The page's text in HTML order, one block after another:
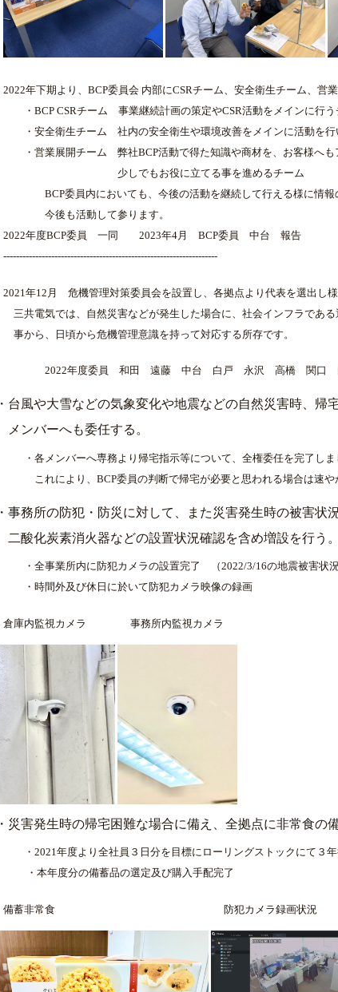
2022年下期より、BCP委員会 内部にCSRチーム、安全衛生チーム、営
・BCP CSRチーム 事業継続計画の策定やCSR活動をメインに行う
・安全衛生チーム 社内の安全衛生や環境改善をメインに活動を行
・営業展開チーム 弊社BCP活動で得た知識や商材を、お客様へも
少しでもお役に立てる事を進めるチーム
BCP委員内においても、今後の活動を継続して行える様に情報
今後も活動して参ります。
2022年度BCP委員 一同 2023年4月 BCP委員 中台 報告
-------------------------------------------------------------------
2021年12月 危機管理対策委員会を設置し、各拠点より代表を選出し様
三共電気では、自然災害などが発生した場合に、社会インフラであ
事から、日頃から危機管理意識を持って対応する所存です。
2022年度委員 和田 遠藤 中台 白戸 永沢 高橋
・台風や大雪などの気象変化や地震などの自然災害時、帰
メンバーへも委任する。
・各メンバーへ専務より帰宅指示等について、全権委任を完了しま
これにより、BCP委員の判断で帰宅が必要と思われる場合は速や
・事務所の防犯・防災に対して、また災害発生時の被害状
二酸化炭素消火器などの設置状況確認を含め増設を行う。
・全事業所内に防犯カメラの設置完了 （2022/3/16の地震被害状況
・時間外及び休日に於いて防犯カメラ映像の録画
倉庫内監視カメラ 事務所内監視カメラ
・災害発生時の帰宅困難な場合に備え、全拠点に非常食の
・2021年度より全社員３日分を目標にローリングストックにて３年
・本年度分の備蓄品の選定及び購入手配完了
備蓄非常食 防犯カメラ録画状況